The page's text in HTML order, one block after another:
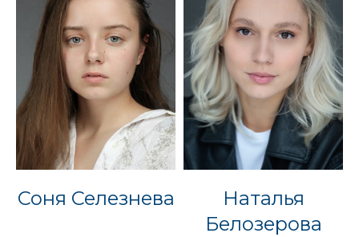
Соня Селезнева
Наталья
Белозерова